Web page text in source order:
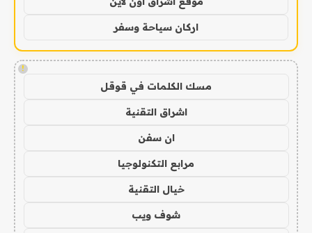
اركان سياحة وسفر
!
مسك الكلمات في قوقل
اشراق التقنية
ان سفن
مرابع التكنولوجيا
خيال التقنية
شوف ويب